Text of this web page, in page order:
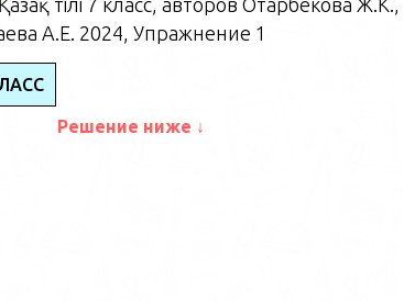
тілі 7 класс, авторов Отарбекова Ж.К.,
А.Е. 2024, Упражнение 1
Решение ниже ↓